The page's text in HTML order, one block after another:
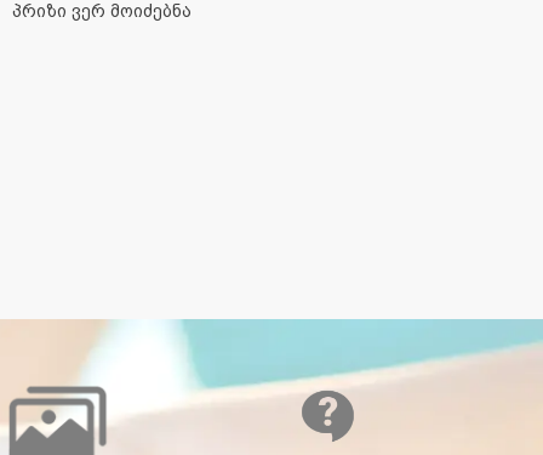
პრიზი ვერ მოიძებნა